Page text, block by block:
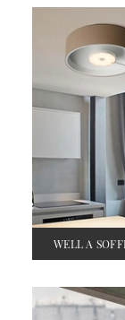
WELL A